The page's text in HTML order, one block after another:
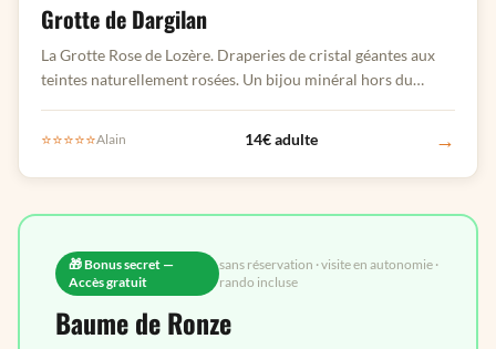
Grotte de Dargilan
La Grotte Rose de Lozère. Draperies de cristal géantes aux
teintes naturellement rosées. Un bijou minéral hors du
⭐⭐⭐⭐⭐Alain 14€ adulte →
🎁 Bonus secret —
Accès gratuit
sans réservation · visite en autonomie ·
rando incluse
Baume de Ronze